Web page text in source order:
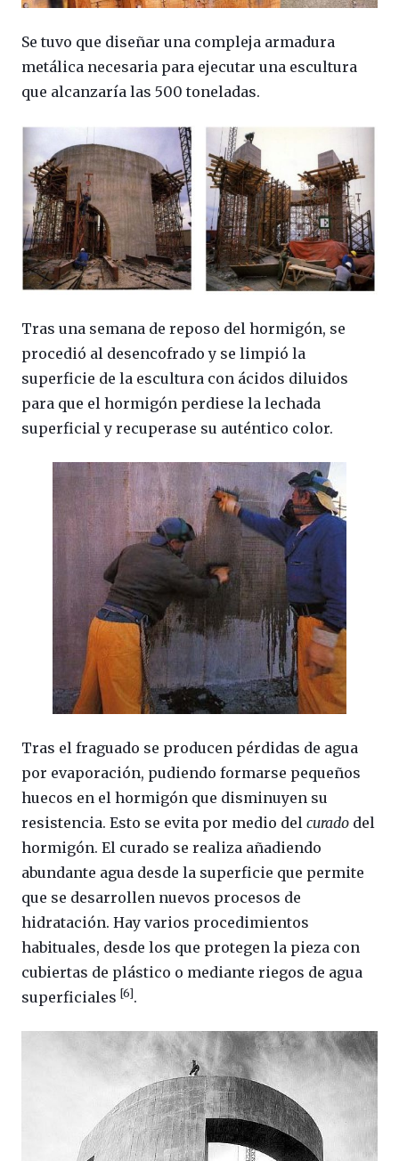
Se tuvo que diseñar una compleja armadura
metálica necesaria para ejecutar una escultura
que alcanzaría las 500 toneladas.
Tras una semana de reposo del hormigón, se
procedió al desencofrado y se limpió la
superficie de la escultura con ácidos diluidos
para que el hormigón perdiese la lechada
superficial y recuperase su auténtico color.
Tras el fraguado se producen pérdidas de agua
por evaporación, pudiendo formarse pequeños
huecos en el hormigón que disminuyen su
resistencia. Esto se evita por medio del curado del
hormigón. El curado se realiza añadiendo
abundante agua desde la superficie que permite
que se desarrollen nuevos procesos de
hidratación. Hay varios procedimientos
habituales, desde los que protegen la pieza con
cubiertas de plástico o mediante riegos de agua
superficiales [6].